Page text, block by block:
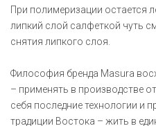
При полимеризации остается
липкий слой салфеткой чуть
снятия липкого слоя.
Философия бренда Masura
– применять в производстве
себя последние технологии и
традиции Востока – жить в